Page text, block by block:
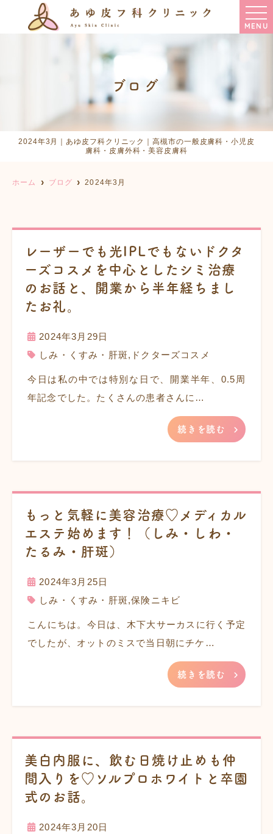
MENU
ブログ
2024年3月｜あゆ皮フ科クリニック｜高槻市の一般皮膚科・小児皮
膚科・皮膚外科・美容皮膚科
ホーム ブログ 2024年3月
レーザーでも光IPLでもないドクタ
ーズコスメを中心としたシミ治療
のお話と、開業から半年経ちまし
たお礼。
2024年3月29日
しみ・くすみ・肝斑, ドクターズコスメ
今日は私の中では特別な日で、開業半年、0.5周
年記念でした。たくさんの患者さんに…
続きを読む
もっと気軽に美容治療♡メディカル
エステ始めます！（しみ・しわ・
たるみ・肝斑）
2024年3月25日
しみ・くすみ・肝斑,保険ニキビ
こんにちは。今日は、木下大サーカスに行く予定
でしたが、オットのミスで当日朝にチケ…
続きを読む
美白内服に、飲む日焼け止めも仲
間入りを♡ソルプロホワイトと卒園
式のお話。
2024年3月20日